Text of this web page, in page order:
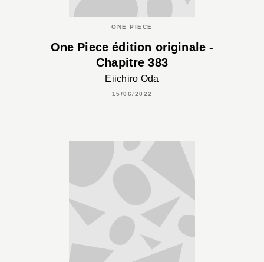
ONE PIECE
One Piece édition originale -
Chapitre 383
Eiichiro Oda
15/06/2022